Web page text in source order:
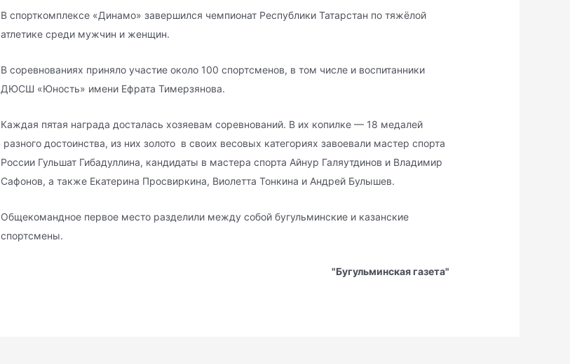
В спорткомплексе «Динамо» завершился чемпионат Республики Татарстан по тяжёлой
атлетике среди мужчин и женщин.
В соревнованиях приняло участие около 100 спортсменов, в том числе и воспитанники
ДЮСШ «Юность» имени Ефрата Тимерзянова.
Каждая пятая награда досталась хозяевам соревнований. В их копилке — 18 медалей
разного достоинства, из них золото в своих весовых категориях завоевали мастер спорта
России Гульшат Гибадуллина, кандидаты в мастера спорта Айнур Галяутдинов и Владимир
Сафонов, а также Екатерина Просвиркина, Виолетта Тонкина и Андрей Булышев.
Общекомандное первое место разделили между собой бугульминские и казанские
спортсмены.
"Бугульминская газета"